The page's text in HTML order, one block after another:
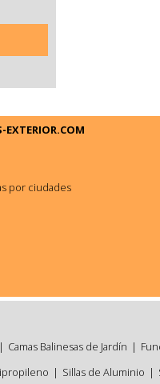
EXTERIOR.COM
por ciudades
| Camas Balinesas de Jardín |
| Sillas de Aluminio |